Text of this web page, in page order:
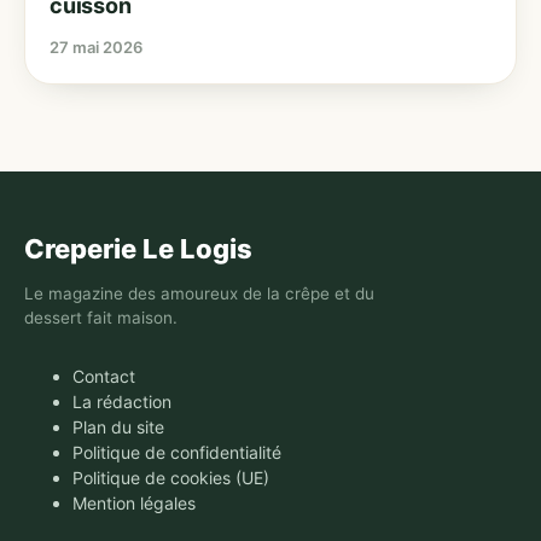
cuisson
27 mai 2026
Creperie Le Logis
Le magazine des amoureux de la crêpe et du
dessert fait maison.
Contact
La rédaction
Plan du site
Politique de confidentialité
Politique de cookies (UE)
Mention légales